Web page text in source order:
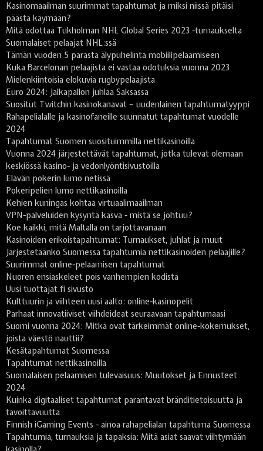
Kasinomaailman suurimmat tapahtumat ja miksi niissä pitäisi
päästä käymään?
Mitä odottaa Tukholman NHL Global Series 2023 -turnaukselta
Suomalaiset pelaajat NHL:ssä
Tämän vuoden 5 parasta älypuhelinta mobiilipelaamiseen
Kuka Barcelonan pelaajista ei vastaa odotuksia vuonna 2023
Mielenkiintoisia elokuvia rugbypelaajista
Euro 2024: Jalkapallon juhlaa Saksassa
Suositut Twitchin kasinokanavat – uudenlainen tapahtumatyyppi
Rahapelialalle ja kasinofaneille suunnatut tapahtumat vuodelle
2024
Tapahtumat Suomen suosituimmilla nettikasinoilla
Vuonna 2024 järjestettävät tapahtumat, jotka tulevat olemaan
keskiössä kasino- ja vedonlyöntisivustoilla
Elävän pokerin lumo netissä
Pokeripelien lumo nettikasinoilla
Kehien kuningas kohtaa virtuaalimaailman
VPN-palveluiden kysyntä kasva - mistä se johtuu?
Koe kaikki, mitä Maltalla on tarjottavanaan
Kasinoiden erikoistapahtumat: Turnaukset, juhlat ja muut
Järjestetäänkö Suomessa tapahtumia nettikasinoiden pelaajille?
Suurimmat online-pelaamisen tapahtumat
Nuoren ensiaskeleet pois vanhempien kodista
Uusi tuottajat.fi sivusto
Kulttuurin ja viihteen uusi aalto: online-kasinopelit
Parhaat innovatiiviset viihdeideat seuraavaan tapahtumaasi
Suomi vuonna 2024: Mitkä ovat tärkeimmät online-kokemukset,
joista väestö nauttii?
Kesätapahtumat Suomessa
Tapahtumat nettikasinoilla
Suomalaisen pelaamisen tulevaisuus: Muutokset ja Ennusteet
2024
Kuinka digitaaliset tapahtumat parantavat bränditietoisuutta ja
tavoittavuutta
Finnish iGaming Events - ainoa rahapelialan tapahtuma Suomessa
Tapahtumia, turnauksia ja tapaksia: Mitä asiat saavat viihtymään